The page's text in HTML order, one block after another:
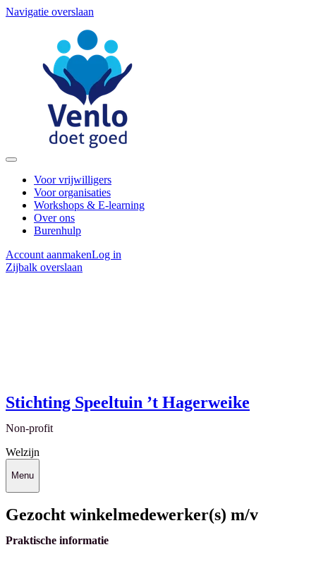
Navigatie overslaan
Voor vrijwilligers
Voor organisaties
Workshops & E-learning
Over ons
Burenhulp
Account aanmakenLog in
Zijbalk overslaan
Stichting Speeltuin ’t Hagerweike
Non-profit
Welzijn
Menu
Gezocht winkelmedewerker(s) m/v
Praktische informatie